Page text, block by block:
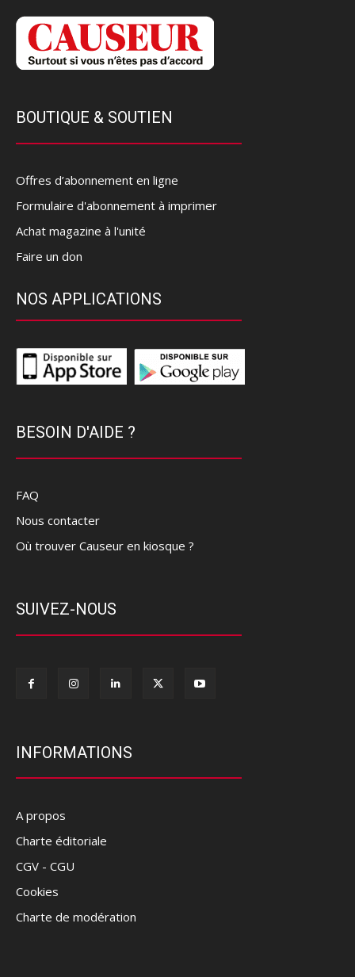
BOUTIQUE & SOUTIEN
Offres d’abonnement en ligne
Formulaire d'abonnement à imprimer
Achat magazine à l'unité
Faire un don
NOS APPLICATIONS
BESOIN D'AIDE ?
FAQ
Nous contacter
Où trouver Causeur en kiosque ?
SUIVEZ-NOUS
INFORMATIONS
A propos
Charte éditoriale
CGV - CGU
Cookies
Charte de modération